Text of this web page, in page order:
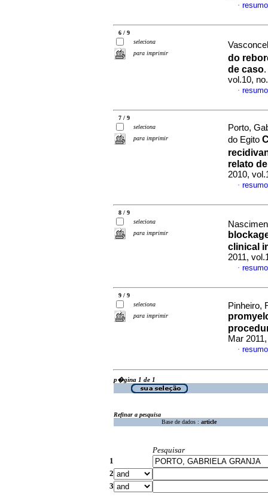
·
6 / 9
seleciona
para imprimir
do
de caso.
vol.10,
·
7 / 9
seleciona
para imprimir
Porto,
do Egito
relato
2010,
·
8 / 9
seleciona
para imprimir
clinical
2011,
·
9 / 9
seleciona
para imprimir
Pinheiro,
Mar
·
p�gina 1 de 1
Refinar a pesquisa
Base de dados : article
Pesquisar
1
2
3